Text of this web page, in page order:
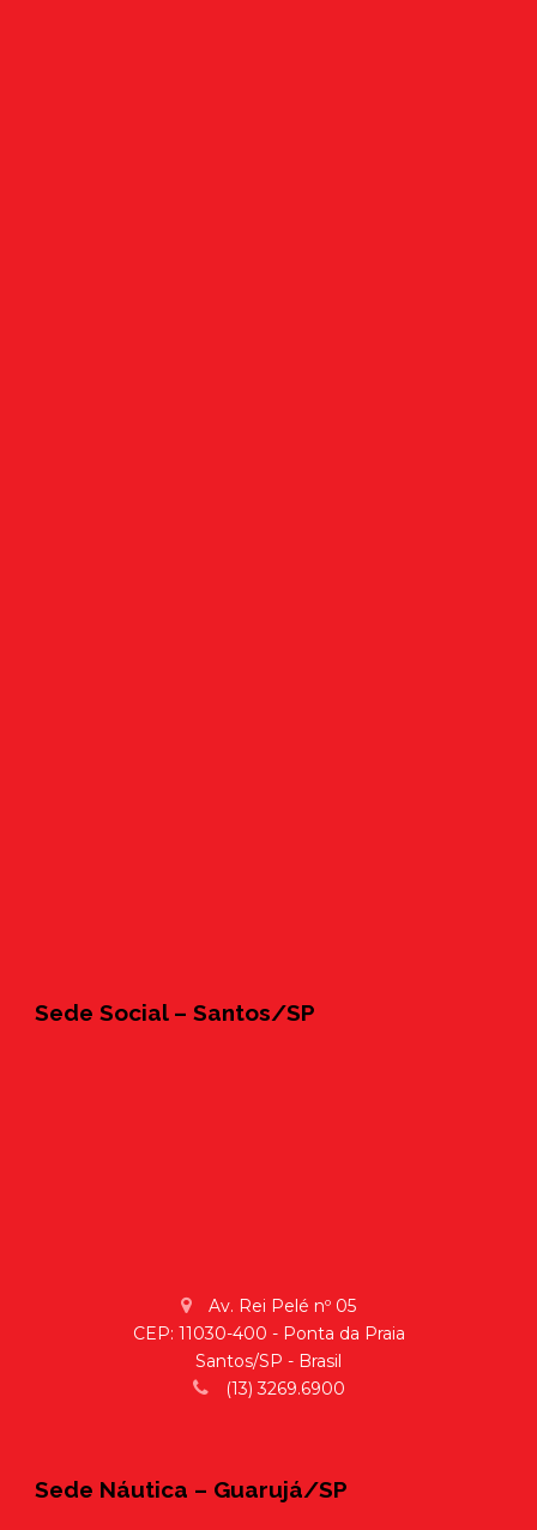
Sede Social – Santos/SP
Av. Rei Pelé nº 05
CEP: 11030-400 - Ponta da Praia
Santos/SP - Brasil
(13) 3269.6900
Sede Náutica – Guarujá/SP